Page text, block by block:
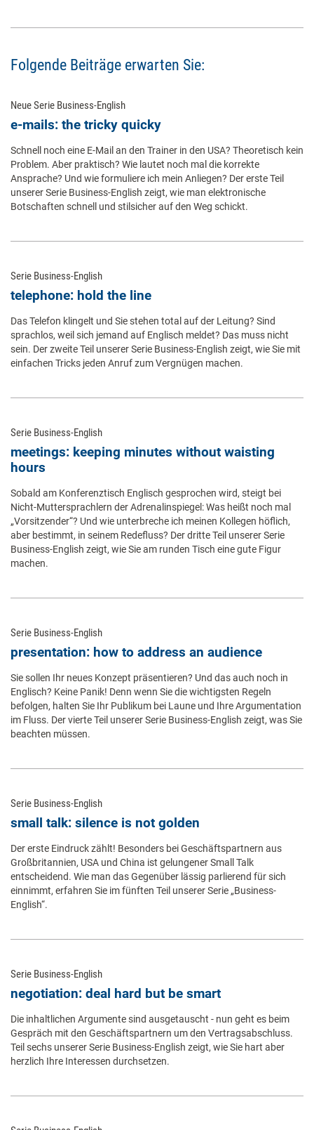
Folgende Beiträge erwarten Sie:
Neue Serie Business-English
e-mails: the tricky quicky
Schnell noch eine E-Mail an den Trainer in den USA? Theoretisch kein
Problem. Aber praktisch? Wie lautet noch mal die korrekte
Ansprache? Und wie formuliere ich mein Anliegen? Der erste Teil
unserer Serie Business-English zeigt, wie man elektronische
Botschaften schnell und stilsicher auf den Weg schickt.
Serie Business-English
telephone: hold the line
Das Telefon klingelt und Sie stehen total auf der Leitung? Sind
sprachlos, weil sich jemand auf Englisch meldet? Das muss nicht
sein. Der zweite Teil unserer Serie Business-English zeigt, wie Sie mit
einfachen Tricks jeden Anruf zum Vergnügen machen.
Serie Business-English
meetings: keeping minutes without waisting
hours
Sobald am Konferenztisch Englisch gesprochen wird, steigt bei
Nicht-Muttersprachlern der Adrenalinspiegel: Was heißt noch mal
„Vorsitzender“? Und wie unterbreche ich meinen Kollegen höflich,
aber bestimmt, in seinem Redefluss? Der dritte Teil unserer Serie
Business-English zeigt, wie Sie am runden Tisch eine gute Figur
machen.
Serie Business-English
presentation: how to address an audience
Sie sollen Ihr neues Konzept präsentieren? Und das auch noch in
Englisch? Keine Panik! Denn wenn Sie die wichtigsten Regeln
befolgen, halten Sie Ihr Publikum bei Laune und Ihre Argumentation
im Fluss. Der vierte Teil unserer Serie Business-English zeigt, was Sie
beachten müssen.
Serie Business-English
small talk: silence is not golden
Der erste Eindruck zählt! Besonders bei Geschäftspartnern aus
Großbritannien, USA und China ist gelungener Small Talk
entscheidend. Wie man das Gegenüber lässig parlierend für sich
einnimmt, erfahren Sie im fünften Teil unserer Serie „Business-
English“.
Serie Business-English
negotiation: deal hard but be smart
Die inhaltlichen Argumente sind ausgetauscht - nun geht es beim
Gespräch mit den Geschäftspartnern um den Vertragsabschluss.
Teil sechs unserer Serie Business-English zeigt, wie Sie hart aber
herzlich Ihre Interessen durchsetzen.